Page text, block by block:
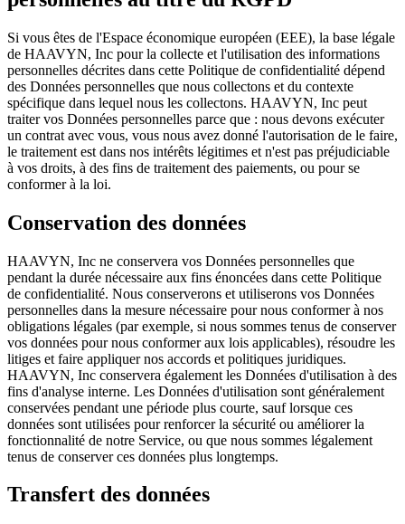
Si vous êtes de l'Espace économique européen (EEE), la base légale
de HAAVYN, Inc pour la collecte et l'utilisation des informations
personnelles décrites dans cette Politique de confidentialité dépend
des Données personnelles que nous collectons et du contexte
spécifique dans lequel nous les collectons. HAAVYN, Inc peut
traiter vos Données personnelles parce que : nous devons exécuter
un contrat avec vous, vous nous avez donné l'autorisation de le faire,
le traitement est dans nos intérêts légitimes et n'est pas préjudiciable
à vos droits, à des fins de traitement des paiements, ou pour se
conformer à la loi.
Conservation des données
HAAVYN, Inc ne conservera vos Données personnelles que
pendant la durée nécessaire aux fins énoncées dans cette Politique
de confidentialité. Nous conserverons et utiliserons vos Données
personnelles dans la mesure nécessaire pour nous conformer à nos
obligations légales (par exemple, si nous sommes tenus de conserver
vos données pour nous conformer aux lois applicables), résoudre les
litiges et faire appliquer nos accords et politiques juridiques.
HAAVYN, Inc conservera également les Données d'utilisation à des
fins d'analyse interne. Les Données d'utilisation sont généralement
conservées pendant une période plus courte, sauf lorsque ces
données sont utilisées pour renforcer la sécurité ou améliorer la
fonctionnalité de notre Service, ou que nous sommes légalement
tenus de conserver ces données plus longtemps.
Transfert des données